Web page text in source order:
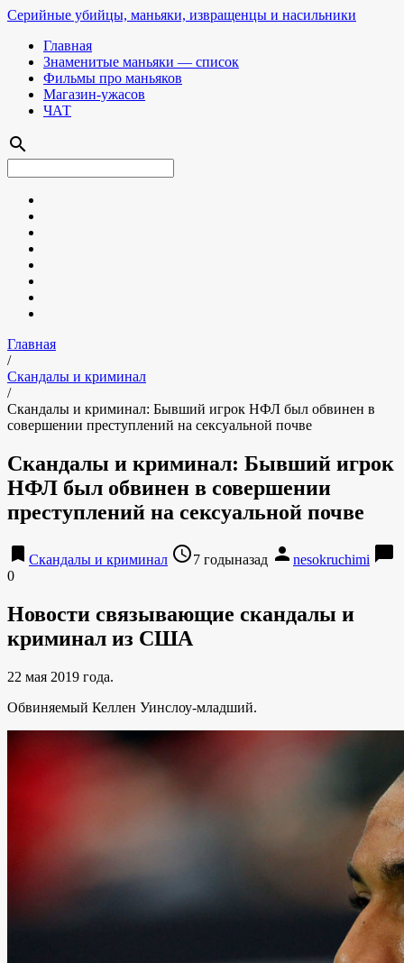
Серийные убийцы, маньяки, извращенцы и насильники
Главная
Знаменитые маньяки — список
Фильмы про маньяков
Магазин-ужасов
ЧАТ
search
Главная
/
Скандалы и криминал
/
Скандалы и криминал: Бывший игрок НФЛ был обвинен в
совершении преступлений на сексуальной почве
Скандалы и криминал: Бывший игрок
НФЛ был обвинен в совершении
преступлений на сексуальной почве
bookmark Скандалы и криминал access_time7 годыназад person nesokruchimi chat_bubble
0
Новости связывающие скандалы и
криминал из США
22 мая 2019 года.
Обвиняемый Келлен Уинслоу-младший.